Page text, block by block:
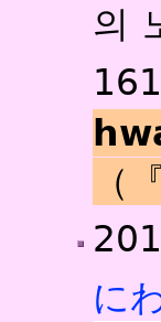
의
（
に